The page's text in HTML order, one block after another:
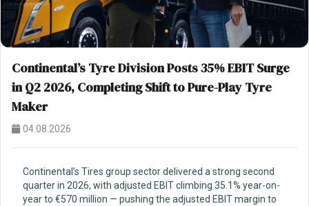
Continental’s Tyre Division Posts 35% EBIT Surge
in Q2 2026, Completing Shift to Pure-Play Tyre
Maker
04.08.2026
Continental’s Tires group sector delivered a strong second
quarter in 2026, with adjusted EBIT climbing 35.1% year-on-
year to €570 million — pushing the adjusted EBIT margin to